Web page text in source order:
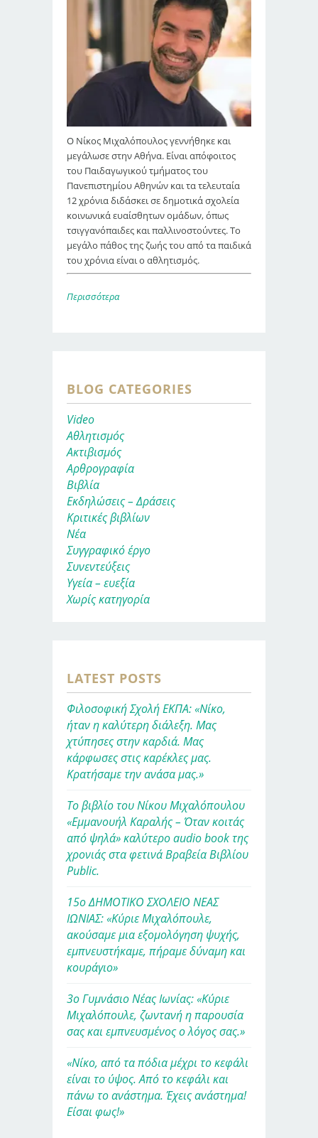
Ο Νίκος Μιχαλόπουλος γεννήθηκε και
μεγάλωσε στην Αθήνα. Είναι απόφοιτος
του Παιδαγωγικού τμήματος του
Πανεπιστημίου Αθηνών και τα τελευταία
12 χρόνια διδάσκει σε δημοτικά σχολεία
κοινωνικά ευαίσθητων ομάδων, όπως
τσιγγανόπαιδες και παλλινοστούντες. Το
μεγάλο πάθος της ζωής του από τα παιδικά
του χρόνια είναι ο αθλητισμός.
Περισσότερα
BLOG CATEGORIES
Video
Αθλητισμός
Ακτιβισμός
Αρθρογραφία
Βιβλία
Εκδηλώσεις – Δράσεις
Κριτικές βιβλίων
Νέα
Συγγραφικό έργο
Συνεντεύξεις
Υγεία – ευεξία
Χωρίς κατηγορία
LATEST POSTS
Φιλοσοφική Σχολή ΕΚΠΑ: «Νίκο,
ήταν η καλύτερη διάλεξη. Μας
χτύπησες στην καρδιά. Μας
κάρφωσες στις καρέκλες μας.
Κρατήσαμε την ανάσα μας.»
Το βιβλίο του Νίκου Μιχαλόπουλου
«Εμμανουήλ Καραλής – Όταν κοιτάς
από ψηλά» καλύτερο audio book της
χρονιάς στα φετινά Βραβεία Βιβλίου
Public.
15ο ΔΗΜΟΤΙΚΟ ΣΧΟΛΕΙΟ ΝΕΑΣ
ΙΩΝΙΑΣ: «Κύριε Μιχαλόπουλε,
ακούσαμε μια εξομολόγηση ψυχής,
εμπνευστήκαμε, πήραμε δύναμη και
κουράγιο»
3ο Γυμνάσιο Νέας Ιωνίας: «Κύριε
Μιχαλόπουλε, ζωντανή η παρουσία
σας και εμπνευσμένος ο λόγος σας.»
«Νίκο, από τα πόδια μέχρι το κεφάλι
είναι το ύψος. Από το κεφάλι και
πάνω το ανάστημα. Έχεις ανάστημα!
Είσαι φως!»